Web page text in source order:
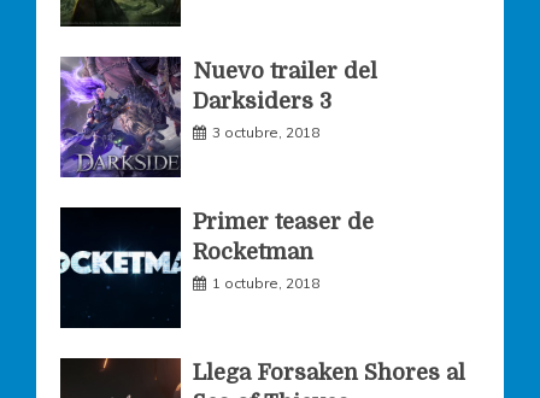
m
Nuevo trailer del
Darksiders 3
3 octubre, 2018
Primer teaser de
Rocketman
1 octubre, 2018
Llega Forsaken Shores al